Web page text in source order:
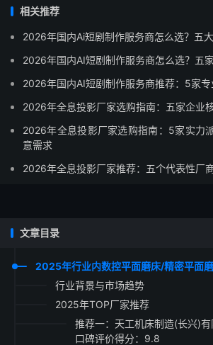
相关推荐
2026年国内Ai短剧制作服务商怎么选？五
2026年国内AI短剧制作服务商怎么选？五
2026年国内AI短剧制作服务商推荐：5家
2026年全息投影厂家选购指南：五家企业
2026年全息投影厂家选购指南：5家实力
意需求
2026年全息投影厂家推荐：五个代表性厂
文章目录
2025年行业内数控平面磨床/精密平面
行业背景与市场趋势
2025年TOP厂家推荐
推荐一：天工机床制造(长
口碑评价得分：9.8